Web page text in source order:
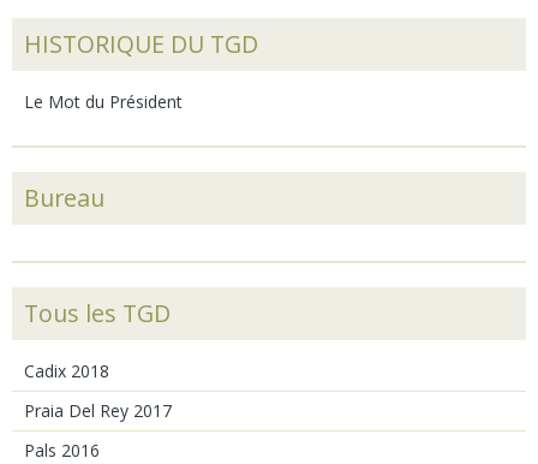
HISTORIQUE DU TGD
Le Mot du Président
Bureau
Tous les TGD
Cadix 2018
Praia Del Rey 2017
Pals 2016